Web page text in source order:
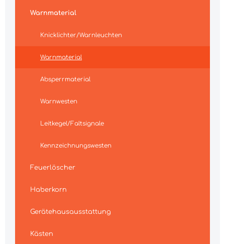
Warnmaterial
Knicklichter/Warnleuchten
Warnmaterial
Absperrmaterial
Warnwesten
Leitkegel/Faltsignale
Kennzeichnungswesten
Feuerlöscher
Haberkorn
Gerätehausausstattung
Kästen